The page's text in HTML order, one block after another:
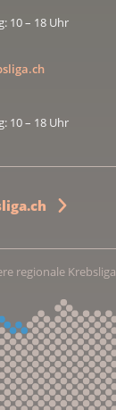
10 – 18 Uhr
10 – 18 Uhr
regionale Krebsliga